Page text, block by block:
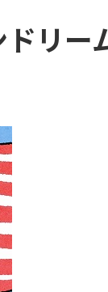
大学・
大学入学
リー